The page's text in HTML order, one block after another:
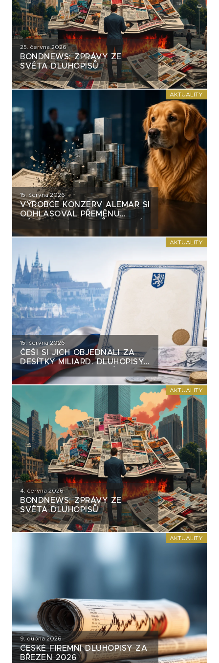
25. června 2026
BONDNEWS: ZPRÁVY ZE
SVĚTA DLUHOPISŮ
AKTUALITY
15. června 2026
VÝROBCE KONZERV ALEMAR SI
ODHLASOVAL PŘEMĚNU
VĚTŠINY DLUHOPISŮ. VZNIKÁ
NA TRHU NEBEZPEČNÝ
AKTUALITY
15. června 2026
ČEŠI SI JICH OBJEDNALI ZA
DESÍTKY MILIARD. DLUHOPISY
REPUBLIKY NASTAVUJÍ
FIREMNÍM EMISÍM NEPŘÍJEMNÉ
AKTUALITY
4. června 2026
BONDNEWS: ZPRÁVY ZE
SVĚTA DLUHOPISŮ
AKTUALITY
9. dubna 2026
ČESKÉ FIREMNÍ DLUHOPISY ZA
BŘEZEN 2026